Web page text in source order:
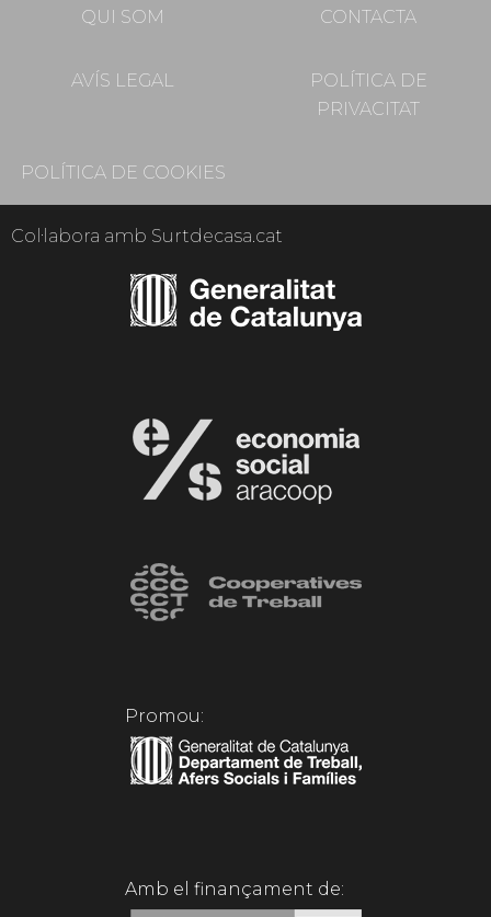
QUI SOM CONTACTA
AVÍS LEGAL
POLÍTICA DE
PRIVACITAT
POLÍTICA DE COOKIES
Col·labora amb Surtdecasa.cat
Promou:
Amb el finançament de: